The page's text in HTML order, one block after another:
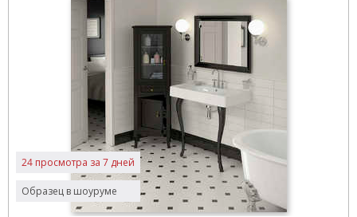
Образец в шоуруме
24 просмотра за 7 дней